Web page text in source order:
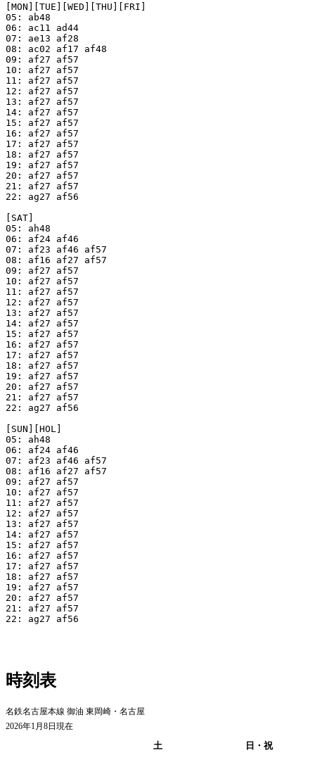
[MON][TUE][WED][THU][FRI]
05: ab48
06: ac11 ad44
07: ae13 af28
08: ac02 af17 af48
09: af27 af57
10: af27 af57
11: af27 af57
12: af27 af57
13: af27 af57
14: af27 af57
15: af27 af57
16: af27 af57
17: af27 af57
18: af27 af57
19: af27 af57
20: af27 af57
21: af27 af57
22: ag27 af56
[SAT]
05: ah48
06: af24 af46
07: af23 af46 af57
08: af16 af27 af57
09: af27 af57
10: af27 af57
11: af27 af57
12: af27 af57
13: af27 af57
14: af27 af57
15: af27 af57
16: af27 af57
17: af27 af57
18: af27 af57
19: af27 af57
20: af27 af57
21: af27 af57
22: ag27 af56
[SUN][HOL]
05: ah48
06: af24 af46
07: af23 af46 af57
08: af16 af27 af57
09: af27 af57
10: af27 af57
11: af27 af57
12: af27 af57
13: af27 af57
14: af27 af57
15: af27 af57
16: af27 af57
17: af27 af57
18: af27 af57
19: af27 af57
20: af27 af57
21: af27 af57
22: ag27 af56
時刻表
名鉄名古屋本線 御油 東岡崎・名古屋
2026年1月8日現在
土 日・祝